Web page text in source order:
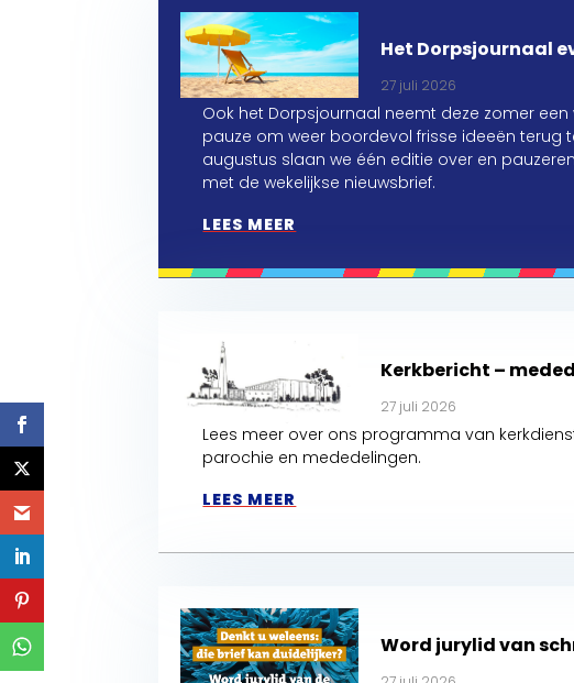
Het Dorpsjournaal
27 juli 2026
Ook het Dorpsjournaal neemt deze zomer een
pauze om weer boordevol frisse ideeën terug
augustus slaan we één editie over en
met de wekelijkse nieuwsbrief.
LEES MEER
Kerkbericht –
27 juli 2026
Lees meer over ons programma van
parochie en mededelingen.
LEES MEER
Word jurylid van